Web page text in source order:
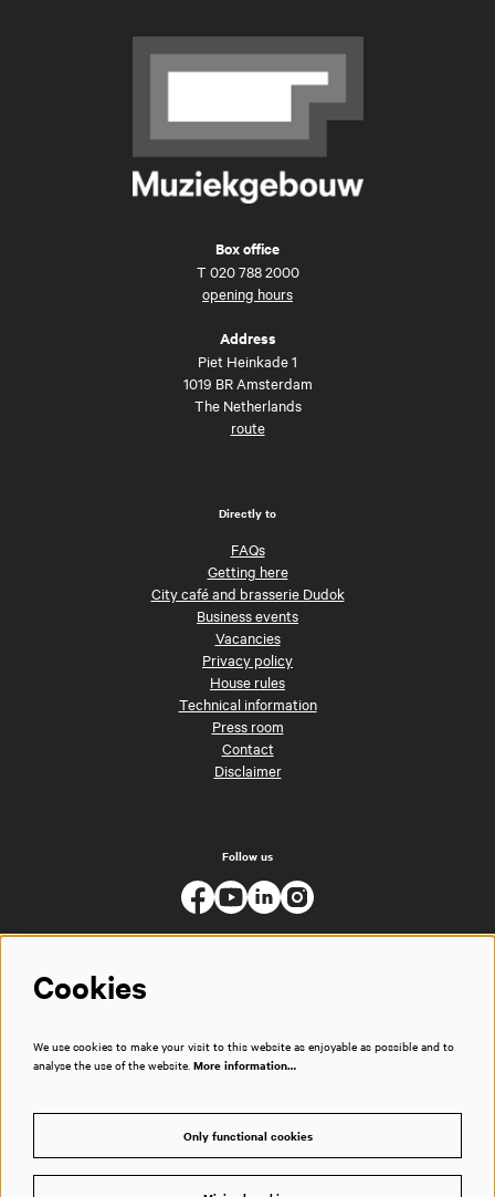
Box office
T 020 788 2000
opening hours
Address
Piet Heinkade 1
1019 BR Amsterdam
The Netherlands
route
Directly to
FAQs
Getting here
City café and brasserie Dudok
Business events
Vacancies
Privacy policy
House rules
Technical information
Press room
Contact
Disclaimer
Follow us
Cookies
We use cookies to make your visit to this website as enjoyable as possible and to
analyse the use of the website. More information…
Only functional cookies